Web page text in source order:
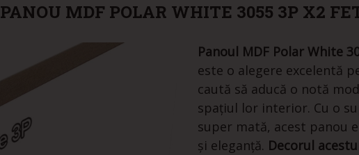
PANOU MDF POLAR WHITE 3055 3P X2
Panoul MDF Polar White
este o alegere excelentă
caută să aducă o notă
spațiul lor interior. Cu o
super mată, acest panou
și eleganță. Decorul